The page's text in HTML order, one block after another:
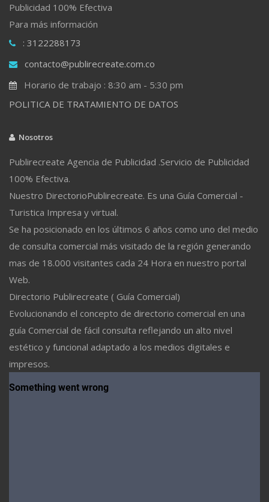
Publicidad 100% Efectiva
Para más información
: 3122288173
contacto@publirecreate.com.co
Horario de trabajo : 8:30 am - 5:30 pm
POLITICA DE TRATAMIENTO DE DATOS
Nosotros
Publirecreate Agencia de Publicidad .Servicio de Publicidad
100% Efectiva.
Nuestro DirectorioPublirecreate. Es una Guía Comercial -
Turistica Impresa y virtual.
Se ha posicionado en los últimos 6 años como uno del medio
de consulta comercial más visitado de la región generando
mas de 18.000 visitantes cada 24 Hora en nuestro portal
Web.
Directorio Publirecreate ( Guía Comercial)
Evolucionando el concepto de directorio comercial en una
guía Comercial de fácil consulta reflejando un alto nivel
estético y funcional adaptado a los medios digitales e
impresos.